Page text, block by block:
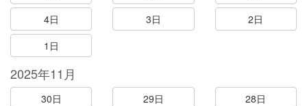
4日
3日
2日
1日
2025年11月
30日 29日
28日